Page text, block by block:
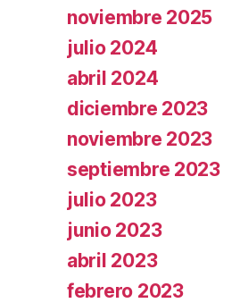
noviembre 2025
julio 2024
abril 2024
diciembre 2023
noviembre 2023
septiembre 2023
julio 2023
junio 2023
abril 2023
febrero 2023